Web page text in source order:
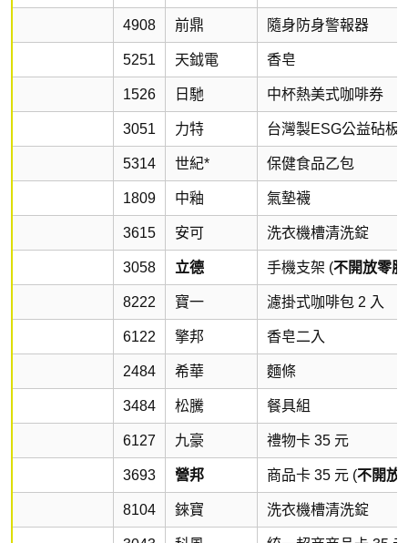
4908 前鼎 隨身防身警報器
5251 天鉞電 香皂
1526 日馳 中杯熱美式咖啡券
3051 力特 台灣製ESG公益砧板
5314 世紀* 保健食品乙包
1809 中釉 氣墊襪
3615 安可 洗衣機槽清洗錠
3058 立德 手機支架 (不開放零股
8222 寶一 濾掛式咖啡包 2 入
6122 擎邦 香皂二入
2484 希華 麵條
3484 松騰 餐具組
6127 九豪 禮物卡 35 元
3693 營邦 商品卡 35 元 (不開放
8104 錸寶 洗衣機槽清洗錠